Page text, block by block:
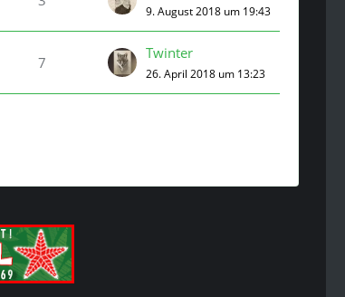
9. August 2018 um 19:43
7
Twinter
26. April 2018 um 13:23